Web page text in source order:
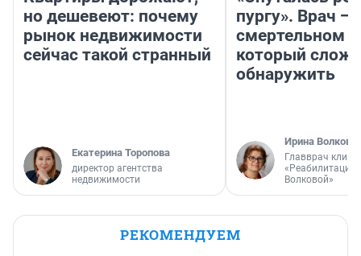
но дешевеют: почему
рынок недвижимости
сейчас такой странный
Екатерина Торопова
директор агентства
недвижимости
пургу». Врач —
смертельном
который
обнаружить
Ирина Волкова
Главврач
«Реабилитация
Волковой»
РЕКОМЕНДУЕМ